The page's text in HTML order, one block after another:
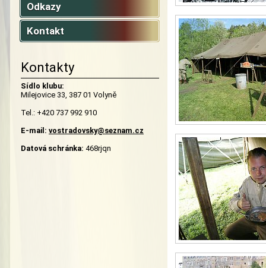
Odkazy
Kontakt
Kontakty
Sídlo klubu:
Milejovice 33, 387 01 Volyně
Tel.: +420 737 992 910
E-mail: vostradovsky@seznam.cz
Datová schránka: 468rjqn